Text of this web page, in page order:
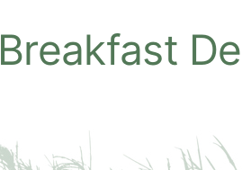
Breakfast